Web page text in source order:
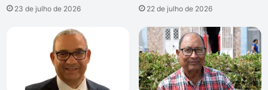
23 de julho de 2026 22 de julho de 2026